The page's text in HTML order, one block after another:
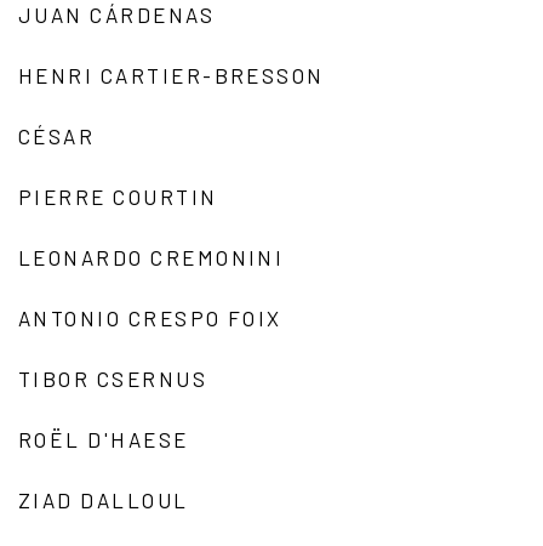
JUAN CÁRDENAS
HENRI CARTIER-BRESSON
CÉSAR
PIERRE COURTIN
LEONARDO CREMONINI
ANTONIO CRESPO FOIX
TIBOR CSERNUS
ROËL D'HAESE
ZIAD DALLOUL